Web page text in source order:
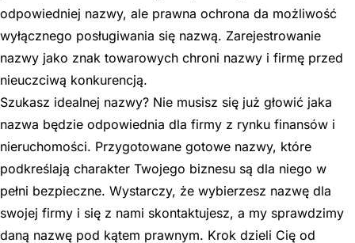
odpowiedniej nazwy, ale prawna ochrona da możliwość
wyłącznego posługiwania się nazwą. Zarejestrowanie
nazwy jako znak towarowych chroni nazwy i firmę przed
nieuczciwą konkurencją.
Szukasz idealnej nazwy? Nie musisz się już głowić jaka
nazwa będzie odpowiednia dla firmy z rynku finansów i
nieruchomości. Przygotowane gotowe nazwy, które
podkreślają charakter Twojego biznesu są dla niego w
pełni bezpieczne. Wystarczy, że wybierzesz nazwę dla
swojej firmy i się z nami skontaktujesz, a my sprawdzimy
daną nazwę pod kątem prawnym. Krok dzieli Cię od